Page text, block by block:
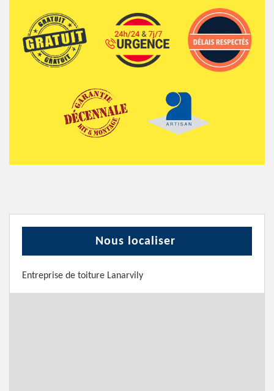
Nous localiser
Entreprise de toiture Lanarvily